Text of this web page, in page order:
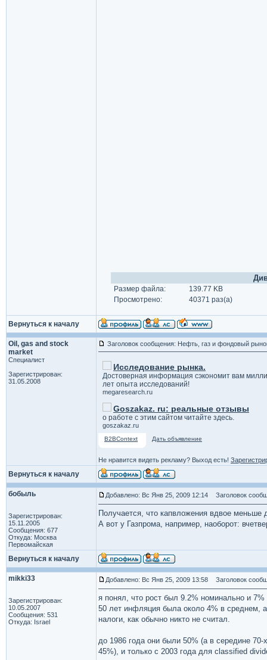
Размер файла:
139.77 KB
Просмотрено:
40371 раз(а)
Вернуться к началу
Oil, gas and stock
market
Специалист
Зарегистрирован:
31.05.2008
Заголовок сообщения: Нефть, газ и фондовый
Исследование рынка.
Достоверная информация сэкономит вам
лет опыта исследований!
megaresearch.ru
Goszakaz. ru: реальные отзывы
о работе с этим сайтом читайте здесь.
goszakaz.ru
B2BContext Дать объявление
Не нравится видеть рекламу? Выход есть!
Вернуться к началу
бобыль
Зарегистрирован:
15.11.2005
Сообщения: 677
Откуда: Москва
Первомайская
Добавлено: Вс Янв 25, 2009 12:14 Заголовок
Получается, что капвложения вдвое меньше
А вот у Газпрома, например, наоборот:
Вернуться к началу
mikki33
Зарегистрирован:
10.05.2007
Сообщения: 531
Откуда: Israel
Добавлено: Вс Янв 25, 2009 13:58 Заголовок
я понял, что рост был 9.2% номинально и
50 лет инфляция была около 4% в среднем,
налоги, как обычно никто не считал.
до 1986 года они были 50% (а в середине
45%), и только с 2003 года для classified